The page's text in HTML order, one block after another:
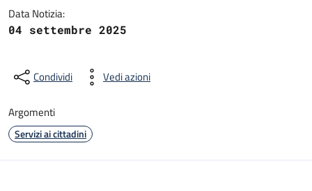
Data Notizia:
04 settembre 2025
Condividi Vedi azioni
Argomenti
Servizi ai cittadini